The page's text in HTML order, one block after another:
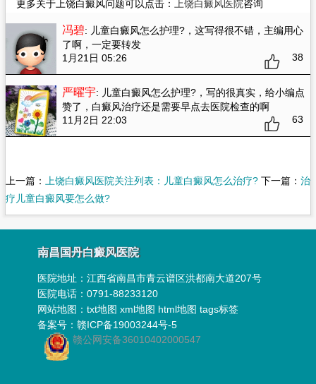
更多关于上饶白癜风问题可以点击： 上饶白癜风医院咨询
冯碧: 儿童白癜风怎么护理?，这写得很不错，主编用心
了啊，一定要转发
1月21日 05:26
38
严曜宇: 儿童白癜风怎么护理?，写的很真实，给小编点
赞了，白癜风治疗还是需要早点去医院检查的啊
11月2日 22:03
63
上一篇： 上饶白癜风医院关注列表：儿童白癜风怎么治疗?下一篇： 治
疗儿童白癜风要怎么做?
南昌国丹白癜风医院
医院地址：江西省南昌市青云谱区洪都南大道207号
医院电话：0791-88233120
网站地图：txt地图 xml地图 html地图 tags标签
备案号：赣ICP备19003244号-5
赣公网安备36010402000547